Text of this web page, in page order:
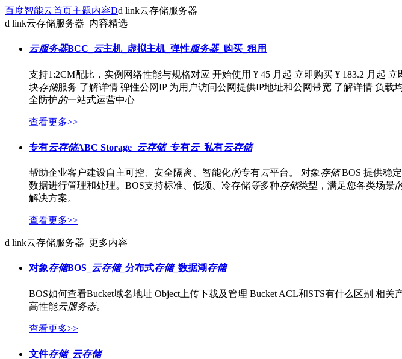
最
活
产
品
解
方
千
社
区
AI
生
用
店
业
服
务
云
市
百度智能云首页主题内容Dd link云存储服务器
d link云存储服务器 内容精选
云服务器BCC_ 云主机_虚拟主机_弹性服务器_购买_租用
支持1:2CM配比，实例网络性能与规格对应 开始使用 ¥ 45 月起 立即购买 ¥ 183.2 月起
块存储服务 了解详情 弹性公网IP 为用户访问公网提供IP地址和公网带宽 了解详情 负载
全防护的一站式运营中心
查看更多>>
专有云存储ABC Storage_ 云存储_专有云_私有云存储
帮助企业客户建设自主可控、安全隔离、智能化的专有云平台。 对象存储BOS 提供稳
数据进行管理和处理。BOS支持标准、低频、冷存储等多种存储类型，满足您各类场景
解决方案。
查看更多>>
d link云存储服务器 更多内容
对象存储BOS_ 云存储_分布式存储_数据湖存储
BOS如何查看Bucket域名地址 Object上传下载及管理 Bucket ACL和STS有什么区别 相关
高性能云服务器。
查看更多>>
文件存储_ 云存储